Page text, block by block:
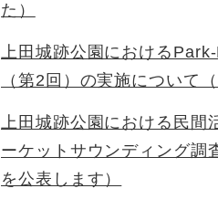
た）
上田城跡公園における
（第2回）の実施について
上田城跡公園における民間
ーケットサウンディング
を公表します）